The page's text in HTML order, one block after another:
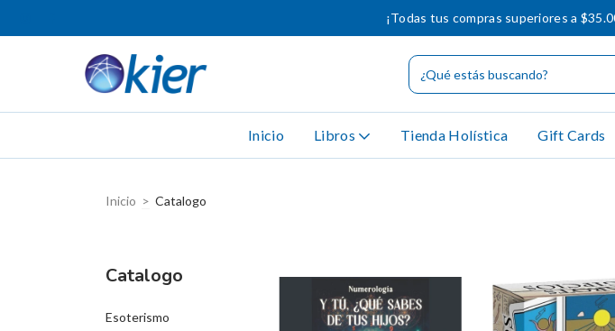
¡Todas tus compras superiores a
Inicio Libros Tienda Holística Gift Cards
Inicio > Catalogo
Catalogo
Esoterismo